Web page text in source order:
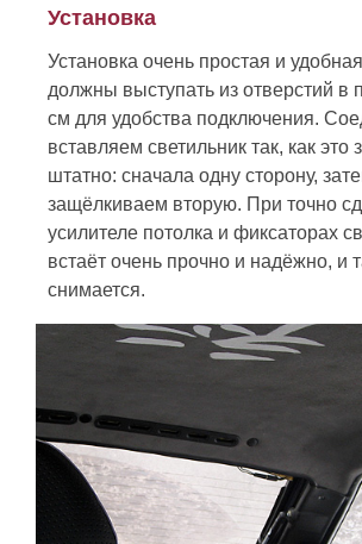
Установка
Установка очень простая и
должны выступать из отверстий в
см для удобства подключения.
вставляем светильник так, как это
штатно: сначала одну сторону,
защёлкиваем вторую. При точно
усилителе потолка и фиксаторах
встаёт очень прочно и надёжно, и
снимается.